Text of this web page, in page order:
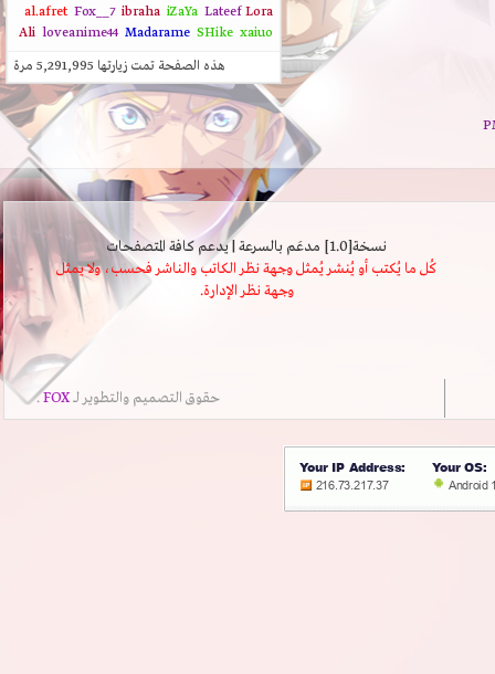
al.afret
Fox__7 ibraha iZaYa LateefLora
Ali
loveanime44 Madarame SHike
xaiuo
هذه الصفحة تمت زيارتها5,291,995مرة
نسخة[1.0] مدعَم بالسرعة | يدعم كافة المتصفحات
كُل ما يُكتب أو يُنشر يُمثل وجهة نظر الكاتب والناشر فحسب، ولا يمثل
وجهة نظر الإدارة.
حقوق التصميم والتطوير لــFOX
.